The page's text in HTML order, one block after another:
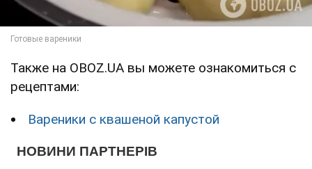
Также на OBOZ.UA вы можете ознакомиться с
рецептами:
Вареники с квашеной капустой